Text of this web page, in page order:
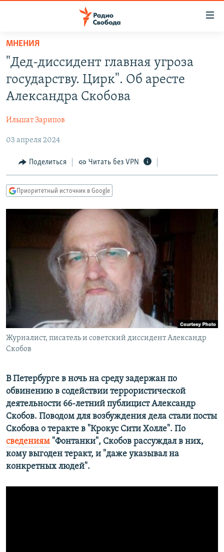
упрощенного
доступа
основному
Вернутся
навигации
Вернутся
поиску
ПРОГРАММЫ
ПОДКАСТЫ
АВТОРСКИЕ ПРОЕКТЫ
МНЕНИЯ
КУЛЬТУРА
IDEL.РЕАЛИИ
СЕВЕР.РЕАЛИИ
СИБИРЬ.РЕАЛИИ
РАСПИСАНИЕ ВЕЩАНИЯ
ПОДПИШИТЕСЬ НА РАССЫЛКУ
СОЦИАЛЬНЫЕ СЕТИ
Все сайты РСЕ/РС
МНЕНИЯ
"Дед-диссидент главная угроза
государству. Цирк". Об аресте
Александра Скобова
Ильшат Зарипов
03 апреля 2024
Поделиться Читать без VPN
Приоритетный источник в Google
Журналист, писатель и советский диссидент Александр
Скобов
В Петербурге в ночь на среду задержан по
обвинению в содействии террористической
деятельности 66-летний публицист Александр
Скобов. Поводом для возбуждения дела стали посты
Скобова о теракте в "Крокус Сити Холле". По
сведениям "Фонтанки", Скобов рассуждал в них,
кому выгоден теракт, и "даже указывал на
конкретных людей".